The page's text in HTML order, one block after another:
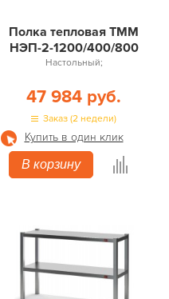
Полка тепловая ТММ
НЭП-2-1200/400/800
Настольный;
47 984 руб.
Заказ (2 недели)
Купить в один клик
В корзину